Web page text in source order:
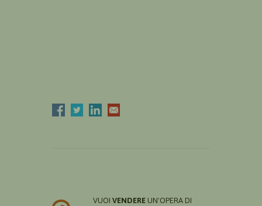
VUOI VENDERE UN'OPERA DI